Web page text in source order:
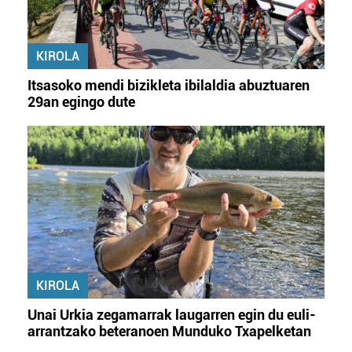
KIROLA
Itsasoko mendi bizikleta ibilaldia abuztuaren
29an egingo dute
KIROLA
Unai Urkia zegamarrak laugarren egin du euli-
arrantzako beteranoen Munduko Txapelketan